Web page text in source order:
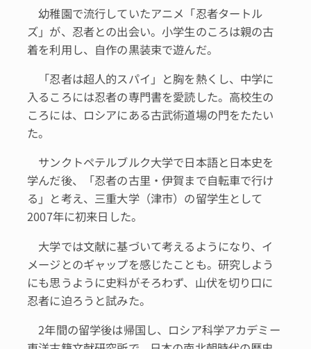
幼稚園で流行していたアニメ「忍者タートル
ズ」が、忍者との出会い。小学生のころは親の古
着を利用し、自作の黒装束で遊んだ。
「忍者は超人的スパイ」と胸を熱くし、中学に
入るころには忍者の専門書を愛読した。高校生の
ころには、ロシアにある古武術道場の門をたたい
た。
サンクトペテルブルク大学で日本語と日本史を
学んだ後、「忍者の古里・伊賀まで自転車で行け
る」と考え、三重大学（津市）の留学生として
2007年に初来日した。
大学では文献に基づいて考えるようになり、イ
メージとのギャップを感じたことも。研究しよう
にも思うように史料がそろわず、山伏を切り口に
忍者に迫ろうと試みた。
2年間の留学後は帰国し、ロシア科学アカデミー